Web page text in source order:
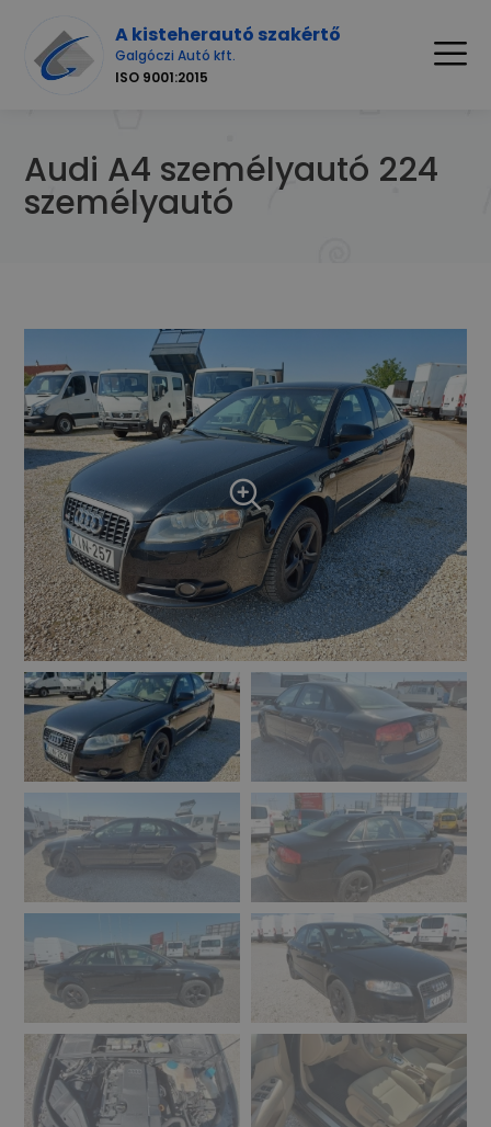
A kisteherautó szakértő
Galgóczi Autó kft.
ISO 9001:2015
Audi A4 személyautó 224
személyautó